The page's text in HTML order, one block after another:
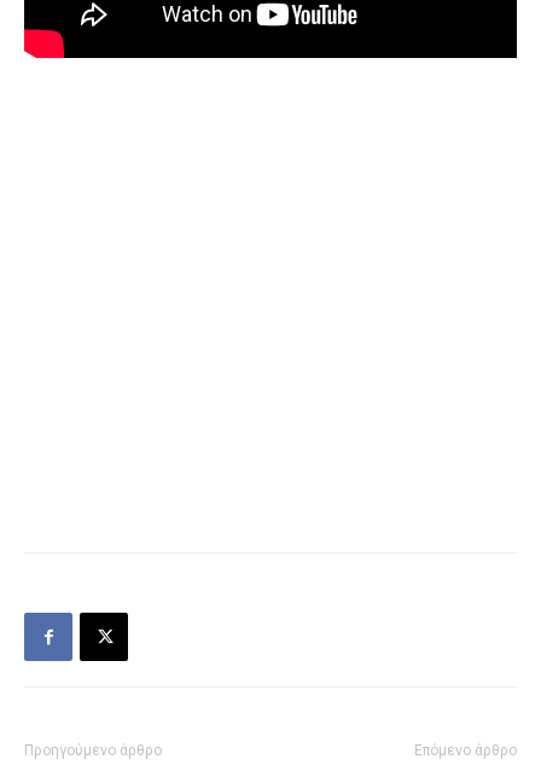
Προηγούμενο άρθρο Επόμενο άρθρο